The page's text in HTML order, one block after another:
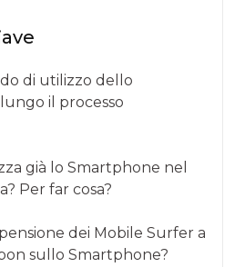
di utilizzo dello
il processo
già lo Smartphone nel
Per far cosa?
dei Mobile Surfer a
sullo Smartphone?